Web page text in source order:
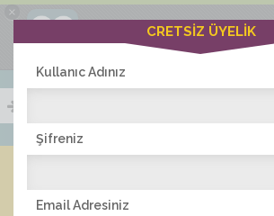
×
Ciddiask Uygulaması
+1 Hafta Gold Üyelik Kazan
Bedava - com.ciddi.ask
CRETSİZ ÜYELİK
Kullanıc Adınız
Şifreniz
Email Adresiniz